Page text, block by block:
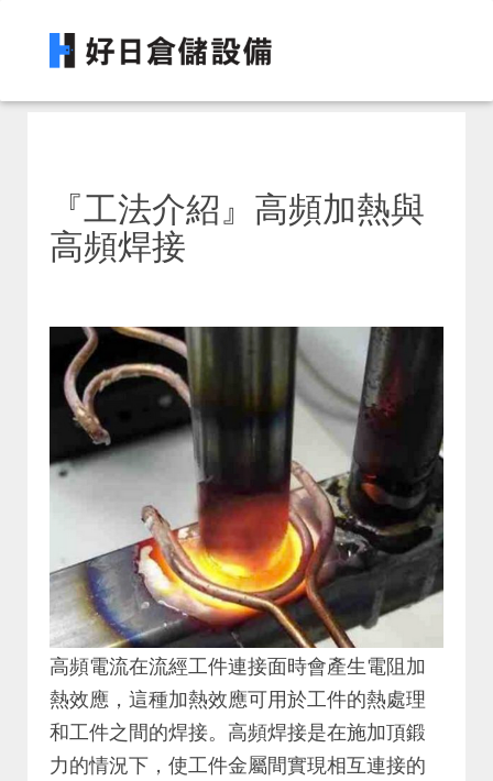
『工法介紹』高頻加熱與
高頻焊接
高頻電流在流經工件連接面時會產生電阻加
熱效應，這種加熱效應可用於工件的熱處理
和工件之間的焊接。高頻焊接是在施加頂鍛
力的情況下，使工件金屬間實現相互連接的